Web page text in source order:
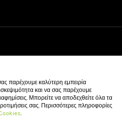
παρέχουμε καλύτερη εμπειρία
και να σας παρέχουμε
Μπορείτε να αποδεχθείτε όλα τα
σας. Περισσότερες πληροφορίες
.